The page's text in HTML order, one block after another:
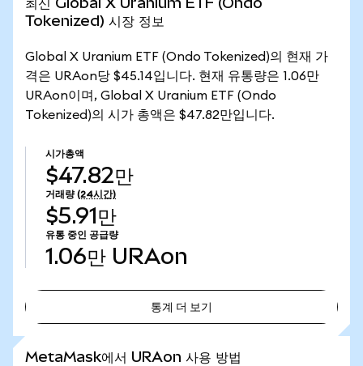
Tokenized) 시장 정보
Global X Uranium ETF (Ondo Tokenized)의 현재 가
격은 URAon당 $45.14입니다. 현재 유통량은 1.06만
URAon이며, Global X Uranium ETF (Ondo
Tokenized)의 시가 총액은 $47.82만입니다.
시가총액
$47.82만
거래량 (24시간)
$5.91만
유통 중인 공급량
1.06만 URAon
통계 더 보기
MetaMask에서 URAon 사용 방법